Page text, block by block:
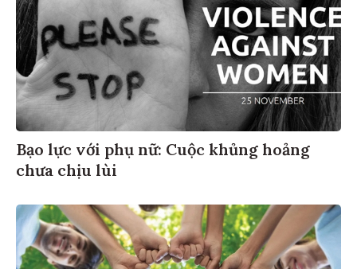
Bạo lực với phụ nữ: Cuộc khủng hoảng
chưa chịu lùi